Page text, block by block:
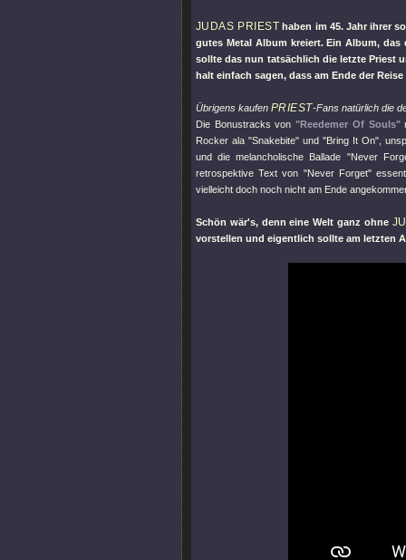
JUDAS PRIEST haben im 45. Jahr ihrer
gutes Metal Album kreiert. Ein Album,
sollte das nun tatsächlich die letzte Priest
halt einfach sagen, dass am Ende der
Übrigens kaufen PRIEST-Fans natürlich die
Die Bonustracks von"Reedemer Of Souls"
Rocker ala"Snakebite" und"Bring It On" ,
und die melancholische Ballade "Never
retrospektive Text von "Never Forget"
vielleicht doch noch nicht am Ende
Schön wär's, denn eine Welt ganz ohne
vorstellen und eigentlich sollte am letzten